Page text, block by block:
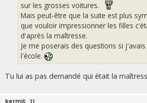
sur les grosses voitures.
Mais peut-être que la suite est plus
que vouloir impressionner les filles
d'après la maîtresse.
Je me poserais des questions si
l'école.
Tu lui as pas demandé qui était la
kermit_11